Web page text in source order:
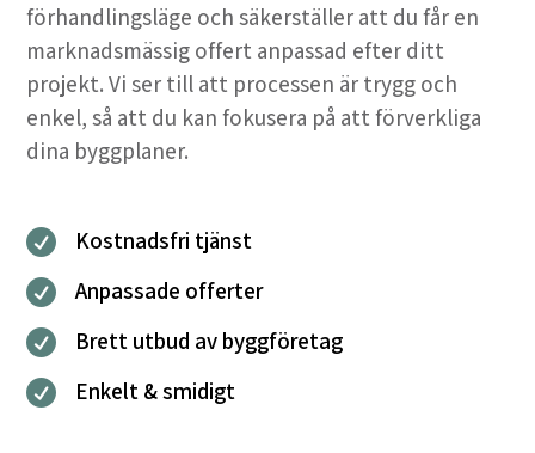
förhandlingsläge och säkerställer att du får en
marknadsmässig offert anpassad efter ditt
projekt. Vi ser till att processen är trygg och
enkel, så att du kan fokusera på att förverkliga
dina byggplaner.
 Kostnadsfri tjänst
 Anpassade offerter
 Brett utbud av byggföretag
 Enkelt & smidigt